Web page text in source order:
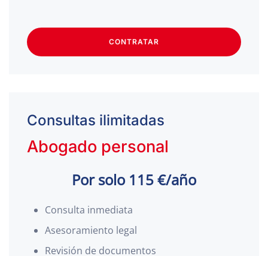
CONTRATAR
Consultas ilimitadas
Abogado personal
Por solo 115 €/año
Consulta inmediata
Asesoramiento legal
Revisión de documentos